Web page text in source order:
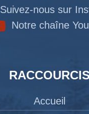
Suivez-nous sur
Notre chaîne
RACCOURCIS
Accueil